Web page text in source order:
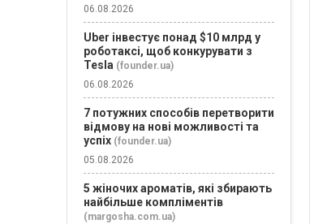
06.08.2026
Uber інвестує понад $10 млрд у
роботаксі, щоб конкурувати з
Tesla (founder.ua)
06.08.2026
7 потужних способів перетворити
відмову на нові можливості та
успіх (founder.ua)
05.08.2026
5 жіночих ароматів, які збирають
найбільше компліментів
(margosha.com.ua)